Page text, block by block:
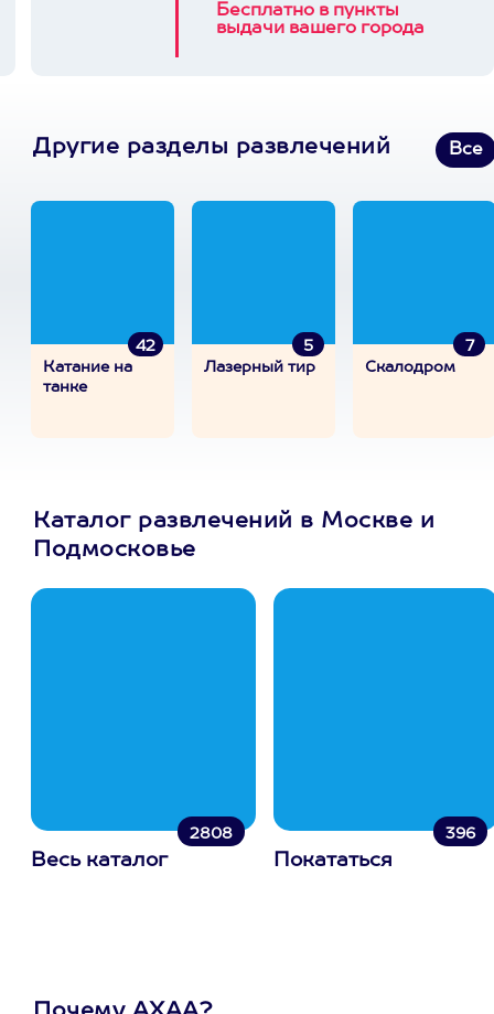
Бесплатно в пункты
выдачи вашего города
Другие разделы развлечений Все
42
Катание на
танке
5
Лазерный тир
7
Скалодром
Каталог развлечений в Москве и
Подмосковье
2808
Весь каталог
396
Покататься